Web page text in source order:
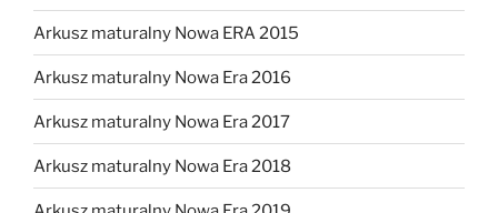
Arkusz maturalny Nowa ERA 2015
Arkusz maturalny Nowa Era 2016
Arkusz maturalny Nowa Era 2017
Arkusz maturalny Nowa Era 2018